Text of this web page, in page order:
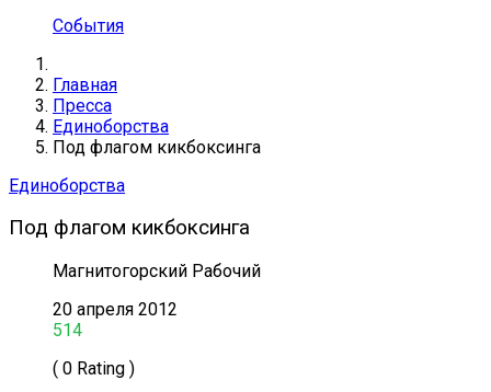
События
Главная
Пресса
Единоборства
Под флагом кикбоксинга
Единоборства
Под флагом кикбоксинга
Магнитогорский Рабочий
20 апреля 2012
514
( 0 Rating )